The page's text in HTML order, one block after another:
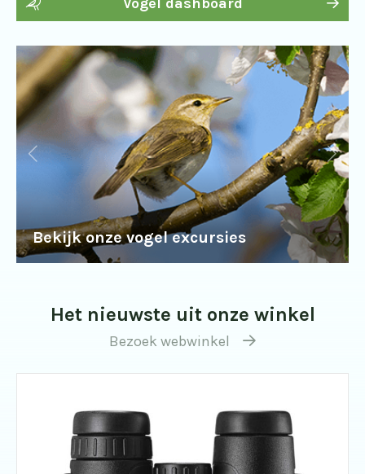
Bekijk onze vogel excursies
Het nieuwste uit onze winkel
Bezoek webwinkel